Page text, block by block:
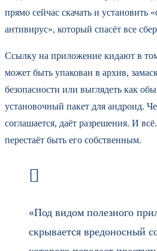
прямо сейчас скачать и установить
антивирус», который спасёт все
Ссылку на приложение кидают в
может быть упакован в архив,
безопасности или выглядеть как
установочный пакет для андроид.
соглашается, даёт разрешения. И
перестаёт быть его собственным.
«Под видом полезного
скрывается вредоносный